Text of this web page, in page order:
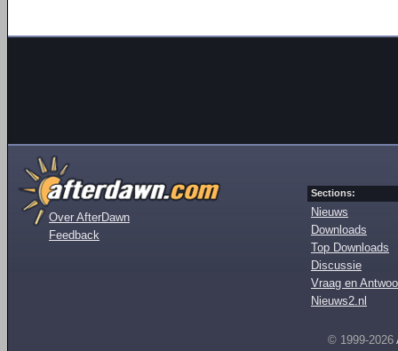
Over AfterDawn
Feedback
Sections:
Nieuws
Downloads
Top Downloads
Discussie
Vraag en
Nieuws2.nl
© 1999-2026